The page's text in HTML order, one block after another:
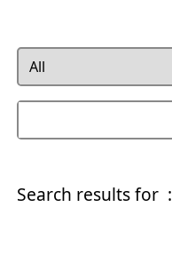
Search results for :